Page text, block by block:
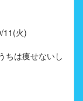
11(火)
ちは痩せないし